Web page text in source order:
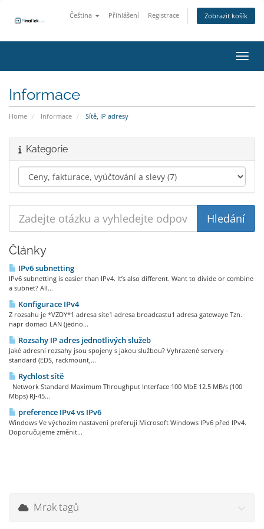
Čeština Přihlášení Registrace Zobrazit košík
Informace
Home Informace Sítě, IP adresy
Kategorie
Články
IPv6 subnetting
IPv6 subnetting is easier than IPv4. It’s also different. Want to divide or combine
a subnet? All...
Konfigurace IPv4
Z rozsahu je *VZDY*1 adresa site1 adresa broadcastu1 adresa gatewaye Tzn.
napr domaci LAN (jedno...
Rozsahy IP adres jednotlivých služeb
Jaké adresní rozsahy jsou spojeny s jakou službou? Vyhrazené servery -
standard (EDS, rackmount,...
Rychlost sítě
Network Standard Maximum Throughput Interface 100 MbE 12.5 MB/s (100
Mbps) RJ-45...
preference IPv4 vs IPv6
Windows Ve výchozím nastavení preferují Microsoft Windows IPv6 před IPv4.
Doporučujeme změnit...
Mrak tagů